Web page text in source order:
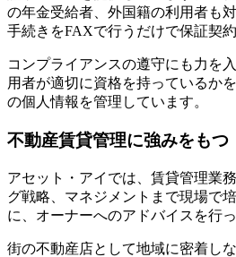
の年金受給者、外国籍の利用者も
手続きをFAXで行うだけで保証契
コンプライアンスの遵守にも力を
用者が適切に資格を持っているか
の個人情報を管理しています。
不動産賃貸管理に強みをもつ
アセット・アイでは、賃貸管理業
グ戦略、マネジメントまで現場で
に、オーナーへのアドバイスを行っ
街の不動産店として地域に密着し